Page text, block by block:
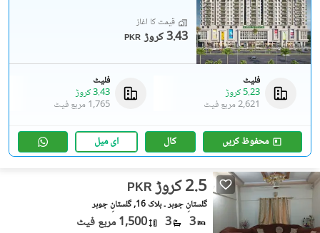
قیمت کا آغاز
PKR 3.43 کروڑ
فلیٹ
5.23 کروڑ
2,621 مربع فیٹ
فلیٹ
3.43 کروڑ
1,765 مربع فیٹ
محفوظ کریں کال ای میل
PKR 2.5 کروڑ
گلستانِِ جوہر ۔ بلاک 16, گلستانِ جوہر
3
3 1,500 مربع فیٹ